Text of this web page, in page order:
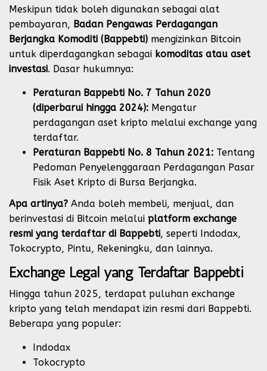
Meskipun tidak boleh digunakan sebagai alat
pembayaran, Badan Pengawas Perdagangan
Berjangka Komoditi (Bappebti) mengizinkan Bitcoin
untuk diperdagangkan sebagai komoditas atau aset
investasi. Dasar hukumnya:
Peraturan Bappebti No. 7 Tahun 2020
(diperbarui hingga 2024): Mengatur
perdagangan aset kripto melalui exchange yang
terdaftar.
Peraturan Bappebti No. 8 Tahun 2021: Tentang
Pedoman Penyelenggaraan Perdagangan Pasar
Fisik Aset Kripto di Bursa Berjangka.
Apa artinya? Anda boleh membeli, menjual, dan
berinvestasi di Bitcoin melalui platform exchange
resmi yang terdaftar di Bappebti, seperti Indodax,
Tokocrypto, Pintu, Rekeningku, dan lainnya.
Exchange Legal yang Terdaftar Bappebti
Hingga tahun 2025, terdapat puluhan exchange
kripto yang telah mendapat izin resmi dari Bappebti.
Beberapa yang populer:
Indodax
Tokocrypto